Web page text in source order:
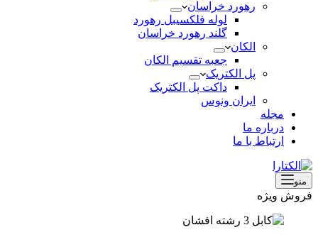
رهورد خراسان
لوله فلکسیبل رهورد
گلند رهورد خراسان
الکان
جعبه تقسیم الکان
پل الکتریک
داکت پل الکتریک
ایران ونوس
مجله
درباره ما
ارتباط با ما
منو
فروش ویژه